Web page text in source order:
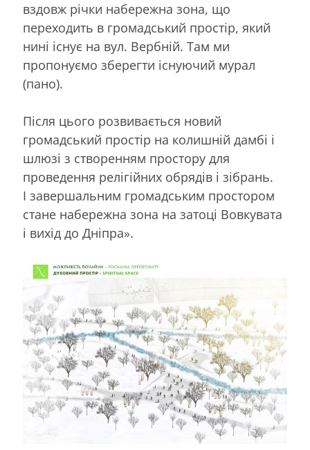
вздовж річки набережна зона, що
переходить в громадський простір, який
нині існує на вул. Вербній. Там ми
пропонуємо зберегти існуючий мурал
(пано).
Після цього розвивається новий
громадський простір на колишній дамбі і
шлюзі з створенням простору для
проведення релігійних обрядів і зібрань.
І завершальним громадським простором
стане набережна зона на затоці Вовкувата
і вихід до Дніпра».